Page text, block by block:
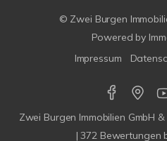
© Zwei Burgen
Powered by
Impressum
Zwei Burgen Immobilien GmbH &
|372 Bewertungen